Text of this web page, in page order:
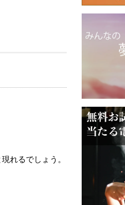
れるでしょう。